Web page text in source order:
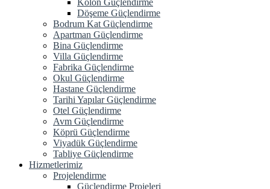
Kolon Güçlendirme
Döşeme Güçlendirme
Bodrum Kat Güçlendirme
Apartman Güçlendirme
Bina Güçlendirme
Villa Güçlendirme
Fabrika Güçlendirme
Okul Güçlendirme
Hastane Güçlendirme
Tarihi Yapılar Güçlendirme
Otel Güçlendirme
Avm Güçlendirme
Köprü Güçlendirme
Viyadük Güçlendirme
Tabliye Güçlendirme
Hizmetlerimiz
Projelendirme
Güçlendirme Projeleri